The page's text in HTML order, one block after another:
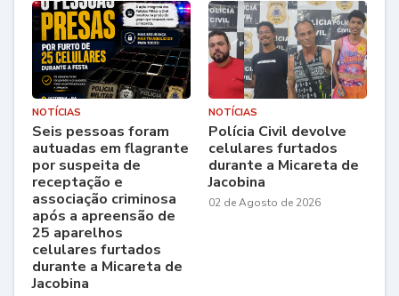
NOTÍCIAS
Seis pessoas foram
autuadas em flagrante
por suspeita de
receptação e
associação criminosa
após a apreensão de
25 aparelhos
celulares furtados
durante a Micareta de
Jacobina
NOTÍCIAS
Polícia Civil devolve
celulares furtados
durante a Micareta de
Jacobina
02 de Agosto de 2026